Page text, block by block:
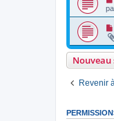
Nouveau
Revenir